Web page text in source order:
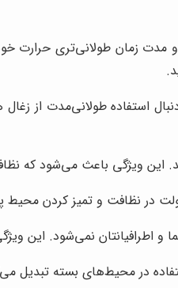
و مدت زمان طولانی‌تری
استفاده طولانی‌مدت از
این ویژگی باعث می‌شود که
در نظافت و تمیز کردن
اطرافیانتان نمی‌شود. این
در محیط‌های بسته تبدیل